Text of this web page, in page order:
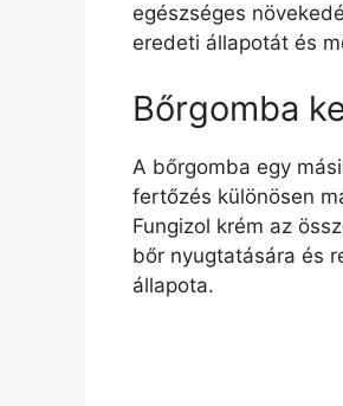
egészséges
eredeti állapotát és
Bőrgomba
A bőrgomba egy
fertőzés különösen
Fungizol krém az
bőr nyugtatására és
állapota.